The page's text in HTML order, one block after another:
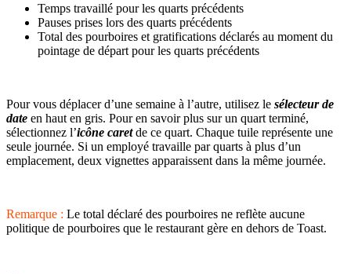
Temps travaillé pour les quarts précédents
Pauses prises lors des quarts précédents
Total des pourboires et gratifications déclarés au moment du
pointage de départ pour les quarts précédents
Pour vous déplacer d’une semaine à l’autre, utilisez le sélecteur de
date en haut en gris. Pour en savoir plus sur un quart terminé,
sélectionnez l’icône caretde ce quart. Chaque tuile représente une
seule journée. Si un employé travaille par quarts à plus d’un
emplacement, deux vignettes apparaissent dans la même journée.
Remarque : Le total déclaré des pourboires ne reflète aucune
politique de pourboires que le restaurant gère en dehors de Toast.